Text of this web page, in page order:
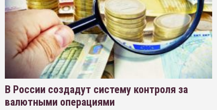
В России создадут систему контроля за
валютными операциями